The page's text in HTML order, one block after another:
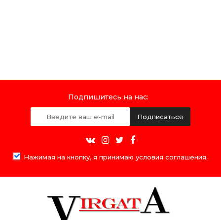
Подпишитесь на нас:
Подписаться
Нажимая на кнопку, я принимаю условия соглашения.